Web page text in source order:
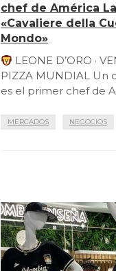
chef de América
«Cavaliere della
Mondo»
LEONE D’ORO ·
PIZZA MUNDIAL Un
es el primer chef de
MERCADOS NEGOCIOS